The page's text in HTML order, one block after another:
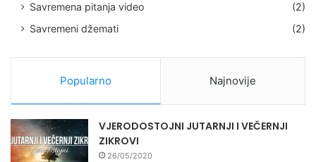
Savremena pitanja video
(2)
Savremeni džemati
(2)
Popularno Najnovije
VJERODOSTOJNI JUTARNJI I VEČERNJI
ZIKROVI
26/05/2020